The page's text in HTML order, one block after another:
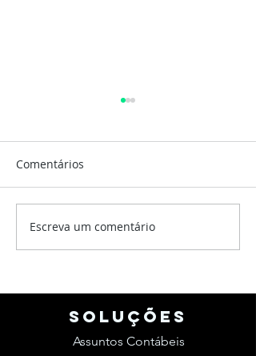
Está chegando a hora -
iR 2020
Comentários
Escreva um comentário
SOLUções
Assuntos Contábeis